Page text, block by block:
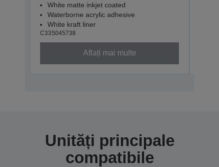
White matte inkjet coated
Waterborne acrylic adhesive
White kraft liner
C33S045738
Aflați mai multe
Unități principale
compatibile